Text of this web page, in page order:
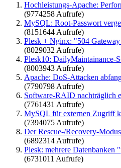
Hochleistungs-Apache:
(9774258 Aufrufe)
MySQL: Root-Passwort
(8151644 Aufrufe)
Plesk + Nginx: "504
(8029032 Aufrufe)
Plesk10: DailyMaintainance-
(8003943 Aufrufe)
Apache: DoS-Attacken
(7790798 Aufrufe)
Software-RAID nachträglich
(7761431 Aufrufe)
MySQL für externen Zugriff
(7394075 Aufrufe)
Der Rescue-/Recovery-Modus
(6892314 Aufrufe)
Plesk: mehrere Datenbanken
(6731011 Aufrufe)